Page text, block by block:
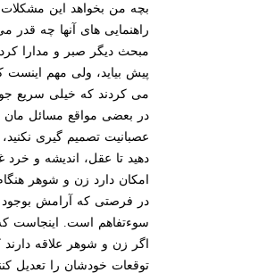
بچه من بخواهد این مشکلات
راهنمایی های آنها چه قدر
مبحث دیگر صبر و مدارا
پیش بیاید، ولی مهم اینست
می کردند که خیلی سریع
در بعضی مواقع مسائل مان
عصبانیت تصمیم گیری
دهید تا عقل، اندیشه و خرد
امکان دارد زن و شوهر
در فرصتی که آرامش بوجود
سوءتفاهم است. اینجاست
اگر زن و شوهر علاقه
توقعات خودشان را تعدیل